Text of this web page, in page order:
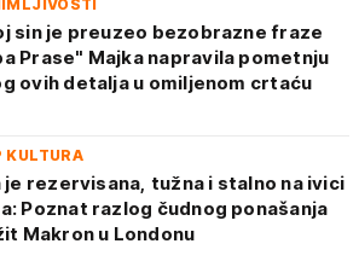
sin je preuzeo bezobrazne fraze
Prase" Majka napravila pometnju
ovih detalja u omiljenom crtaću
KULTURA
je rezervisana, tužna i stalno na ivici
Poznat razlog čudnog ponašanja
Makron u Londonu